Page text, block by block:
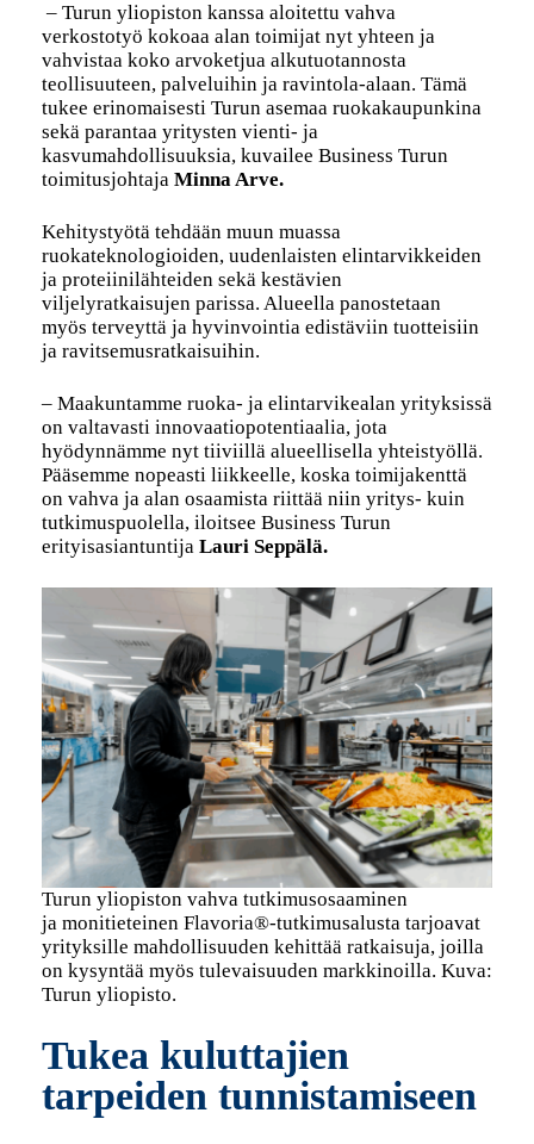
– Turun yliopiston kanssa aloitettu vahva
verkostotyö kokoaa alan toimijat nyt yhteen ja
vahvistaa koko arvoketjua alkutuotannosta
teollisuuteen, palveluihin ja ravintola-alaan. Tämä
tukee erinomaisesti Turun asemaa ruokakaupunkina
sekä parantaa yritysten vienti- ja
kasvumahdollisuuksia, kuvailee Business Turun
toimitusjohtaja Minna Arve.
Kehitystyötä tehdään muun muassa
ruokateknologioiden, uudenlaisten elintarvikkeiden
ja proteiinilähteiden sekä kestävien
viljelyratkaisujen parissa. Alueella panostetaan
myös terveyttä ja hyvinvointia edistäviin tuotteisiin
ja ravitsemusratkaisuihin.
– Maakuntamme ruoka- ja elintarvikealan yrityksissä
on valtavasti innovaatiopotentiaalia, jota
hyödynnämme nyt tiiviillä alueellisella yhteistyöllä.
Pääsemme nopeasti liikkeelle, koska toimijakenttä
on vahva ja alan osaamista riittää niin yritys- kuin
tutkimuspuolella, iloitsee Business Turun
erityisasiantuntija Lauri Seppälä.
Turun yliopiston vahva tutkimusosaaminen
ja monitieteinen Flavoria®-tutkimusalusta tarjoavat
yrityksille mahdollisuuden kehittää ratkaisuja, joilla
on kysyntää myös tulevaisuuden markkinoilla. Kuva:
Turun yliopisto.
Tukea kuluttajien
tarpeiden tunnistamiseen